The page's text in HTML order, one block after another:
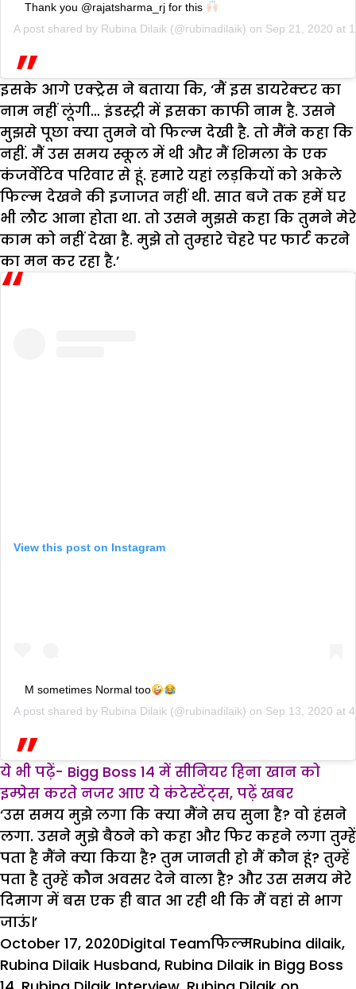
Thank you @rajatsharma_rj for this
A post shared by Rubina Dilaik (@rubinadilaik) on Sep 21, 2020 at
इसके आगे एक्ट्रेस ने बताया कि, ‘मैं इस डायरेक्टर का
नाम नहीं लूंगी… इंडस्ट्री में इसका काफी नाम है. उसने
मुझसे पूछा क्या तुमने वो फिल्म देखी है. तो मैंने कहा कि
नहीं. मैं उस समय स्कूल में थी और मैं शिमला के एक
कंजर्वेटिव परिवार से हूं. हमारे यहां लड़कियों को अकेले
फिल्म देखने की इजाजत नहीं थी. सात बजे तक हमें घर
भी लौट आना होता था. तो उसने मुझसे कहा कि तुमने मेरे
काम को नहीं देखा है. मुझे तो तुम्हारे चेहरे पर फार्ट करने
का मन कर रहा है.’
View this post on Instagram
M sometimes Normal too
A post shared by Rubina Dilaik (@rubinadilaik) on Sep 13, 2020 at
ये भी पढ़ें- Bigg Boss 14 में सीनियर हिना खान को
इम्प्रेस करते नजर आए ये कंटेस्टेंट्स, पढ़ें खबर
‘उस समय मुझे लगा कि क्या मैंने सच सुना है? वो हंसने
लगा. उसने मुझे बैठने को कहा और फिर कहने लगा तुम्हें
पता है मैंने क्या किया है? तुम जानती हो मैं कौन हूं? तुम्हें
पता है तुम्हें कौन अवसर देने वाला है? और उस समय मेरे
दिमाग में बस एक ही बात आ रही थी कि मैं वहां से भाग
जाऊं।’
Posted
on
October 17, 2020Author
Digital TeamCategories
फिल्मTags
Rubina dilaik,
Rubina Dilaik Husband, Rubina Dilaik in Bigg Boss